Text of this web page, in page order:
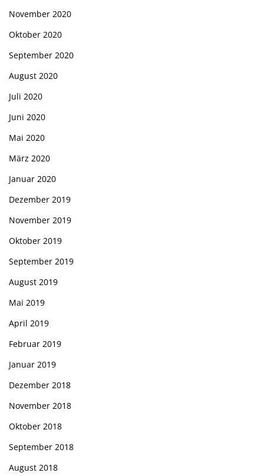
November 2020
Oktober 2020
September 2020
August 2020
Juli 2020
Juni 2020
Mai 2020
März 2020
Januar 2020
Dezember 2019
November 2019
Oktober 2019
September 2019
August 2019
Mai 2019
April 2019
Februar 2019
Januar 2019
Dezember 2018
November 2018
Oktober 2018
September 2018
August 2018